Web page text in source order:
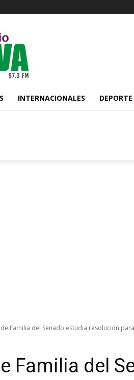
INTERNACIONALES DEPORTE
Familia del Senado estudia resolución
Familia del